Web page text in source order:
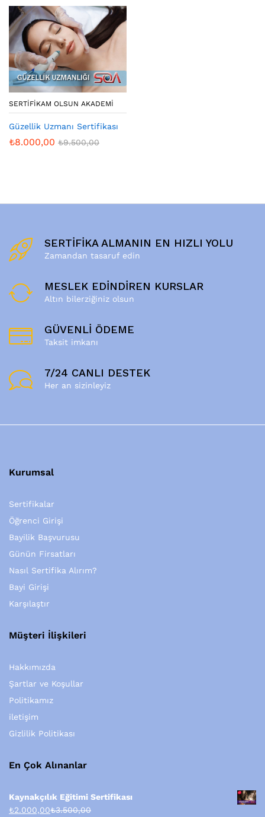
SERTIFIKAM OLSUN AKADEMI
Güzellik Uzmanı Sertifikası
₺8.000,00 ₺9.500,00
SERTİFİKA ALMANIN EN HIZLI YOLU
Zamandan tasaruf edin
MESLEK EDİNDİREN KURSLAR
Altın bilerziğiniz olsun
GÜVENLİ ÖDEME
Taksit imkanı
7/24 CANLI DESTEK
Her an sizinleyiz
Kurumsal
Sertifikalar
Öğrenci Girişi
Bayilik Başvurusu
Günün Firsatları
Nasıl Sertifika Alırım?
Bayi Girişi
Karşılaştır
Müşteri İlişkileri
Hakkımızda
Şartlar ve Koşullar
Politikamız
iletişim
Gizlilik Politikası
En Çok Alınanlar
Kaynakçılık Eğitimi Sertifikası
₺2.000,00₺3.500,00